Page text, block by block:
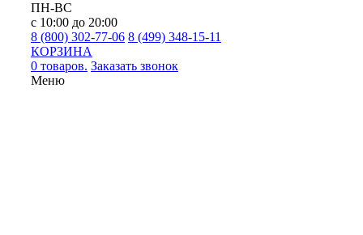
ПН-ВС
с 10:00 до 20:00
8 (800) 302-77-06 8 (499) 348-15-11
КОРЗИНА
0 товаров. Заказать звонок
Меню